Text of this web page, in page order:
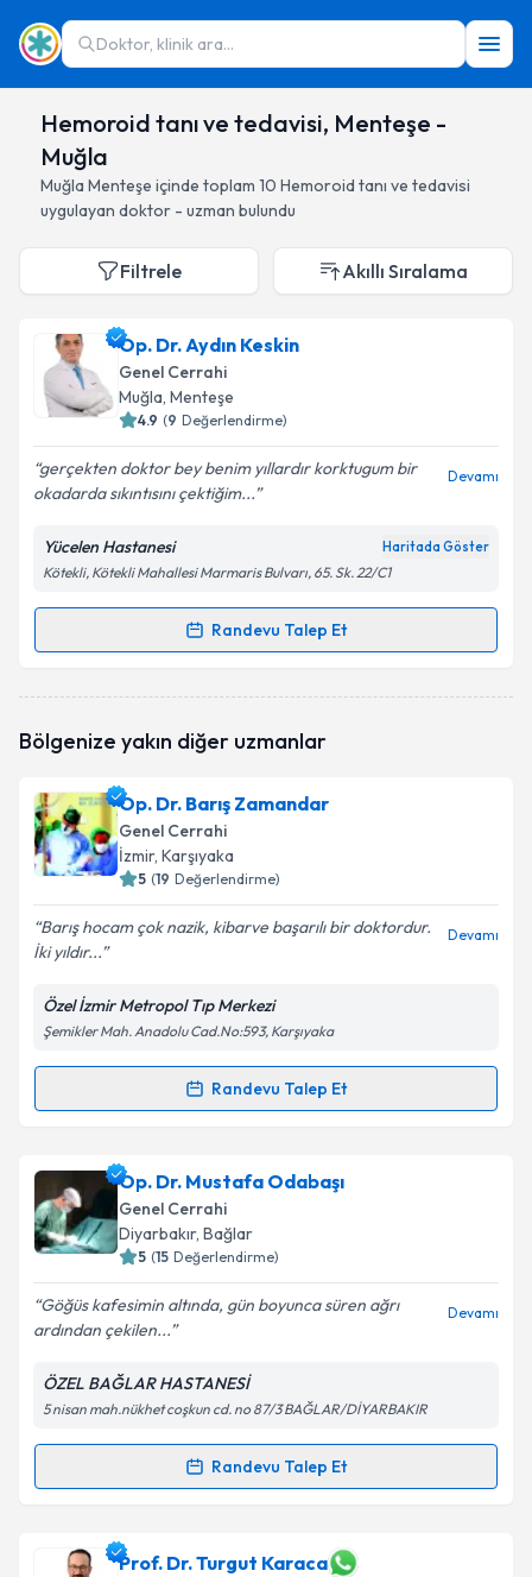
Doktor, klinik ara...
Hemoroid tanı ve tedavisi, Menteşe -
Muğla
Muğla Menteşe içinde toplam 10 Hemoroid tanı ve tedavisi
uygulayan doktor - uzman bulundu
Filtrele Akıllı Sıralama
Op. Dr. Aydın Keskin
Genel Cerrahi
Muğla, Menteşe
4.9 (9 Değerlendirme)
gerçekten doktor bey benim yıllardır korktugum bir
okadarda sıkıntısını çektiğim...
Devamı
Yücelen Hastanesi Haritada Göster
Kötekli, Kötekli Mahallesi Marmaris Bulvarı, 65. Sk. 22/C1
Randevu Talep Et
Randevu Takvimi Talebi
oluşturun. Size bu uzmandan randevu almanız için bir
E-posta Adresiniz
Kişisel verilerimin işlenmesine ilişkinAydınlatma
Bölgenize yakın diğer uzmanlar
Op. Dr. Barış Zamandar
Genel Cerrahi
İzmir, Karşıyaka
5 (19 Değerlendirme)
Barış hocam çok nazik, kibarve başarılı bir doktordur.
İki yıldır...
Devamı
Özel İzmir Metropol Tıp Merkezi
Şemikler Mah. Anadolu Cad.No:593, Karşıyaka
Randevu Talep Et
Randevu Takvimi Talebi
Op. Dr. Barış Zamandariçin randevu takvimi talebi
oluşturun. Size bu uzmandan randevu almanız için bir
takvim hazırlandığında e-posta ile bilgilendireceğiz.
Kişisel verilerimin işlenmesine ilişkin
Metni'ni okudum ve kişisel verilerimin belirtilen
kapsamda işlenmesini kabul ediyorum.
Op. Dr. Mustafa Odabaşı
Genel Cerrahi
Diyarbakır, Bağlar
5 (15 Değerlendirme)
Göğüs kafesimin altında, gün boyunca süren ağrı
ardından çekilen...
Devamı
ÖZEL BAĞLAR HASTANESİ
5 nisan mah.nükhet coşkun cd. no 87/3 BAĞLAR/DİYARBAKIR
Randevu Talep Et
Randevu Takvimi Talebi
Op. Dr. Mustafa Odabaşıiçin randevu takvimi talebi
Prof. Dr. Turgut Karaca